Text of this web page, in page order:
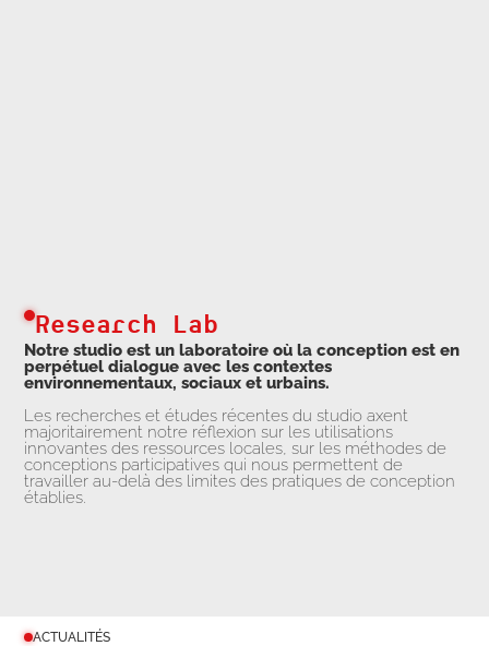
Research Lab
Notre studio est un laboratoire où la conception est en
perpétuel dialogue avec les contextes
environnementaux, sociaux et urbains.
Les recherches et études récentes du studio axent
majoritairement notre réflexion sur les utilisations
innovantes des ressources locales, sur les méthodes de
conceptions participatives qui nous permettent de
travailler au-delà des limites des pratiques de conception
établies.
ACTUALITÉS